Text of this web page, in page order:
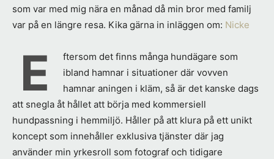
som var med mig nära en månad då min bror med familj
var på en längre resa. Kika gärna in inläggen om: Nicke
E
ftersom det finns många hundägare som
ibland hamnar i situationer där vovven
hamnar aningen i kläm, så är det kanske dags
att snegla åt hållet att börja med kommersiell
hundpassning i hemmiljö. Håller på att klura på ett unikt
koncept som innehåller exklusiva tjänster där jag
använder min yrkesroll som fotograf och tidigare